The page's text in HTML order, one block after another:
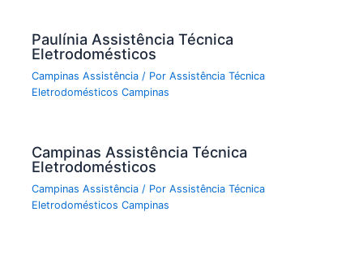
Paulínia Assistência Técnica
Eletrodomésticos
Campinas Assistência / PorAssistência Técnica
Eletrodomésticos Campinas
Campinas Assistência Técnica
Eletrodomésticos
Campinas Assistência / PorAssistência Técnica
Eletrodomésticos Campinas